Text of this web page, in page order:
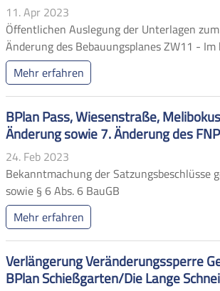
11. Apr 2023
Öffentlichen Auslegung der Unterlagen
Änderung des Bebauungsplanes ZW11 -
Mehr erfahren
BPlan Pass, Wiesenstraße,
Änderung sowie 7. Änderung des FNP
24. Feb 2023
Bekanntmachung der Satzungsbeschlüsse
sowie § 6 Abs. 6 BauGB
Mehr erfahren
Verlängerung Veränderungssperre
BPlan Schießgarten/Die Lange